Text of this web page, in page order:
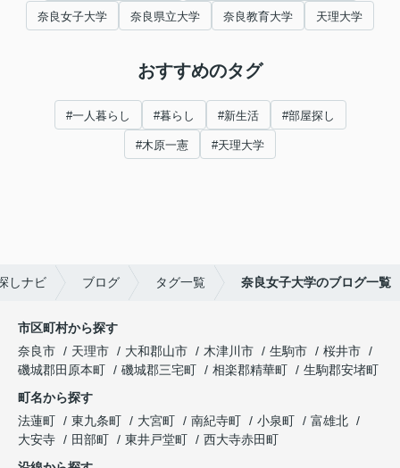
奈良女子大学 奈良県立大学 奈良教育大学 天理大学
おすすめのタグ
#一人暮らし #暮らし #新生活 #部屋探し
#木原一憲 #天理大学
しナビ ブログ タグ一覧 奈良女子大学のブログ一覧
市区町村から探す
奈良市
天理市 大和郡山市 木津川市 生駒市
桜井市
磯城郡田原本町
磯城郡三宅町 相楽郡精華町
生駒郡安堵町
町名から探す
法蓮町
東九条町 大宮町 南紀寺町 小泉町
富雄北
大安寺
田部町 東井戸堂町
西大寺赤田町